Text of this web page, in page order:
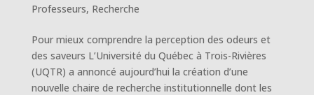
Professeurs, Recherche
Pour mieux comprendre la perception des odeurs et
des saveurs L’Université du Québec à Trois-Rivières
(UQTR) a annoncé aujourd’hui la création d’une
nouvelle chaire de recherche institutionnelle dont les